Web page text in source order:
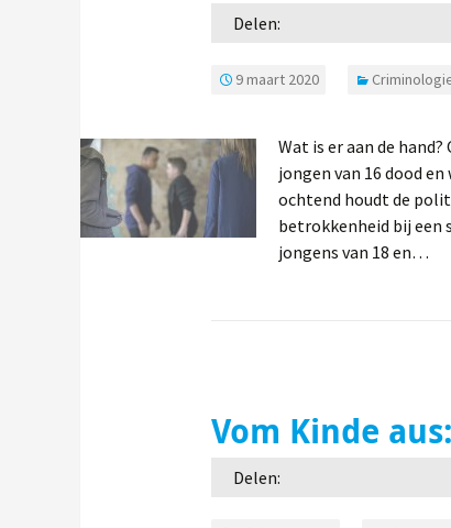
Delen:
9 maart 2020
Wat is er aan de
jongen van 16 dood
ochtend houdt de
betrokkenheid bij een
jongens van 18 en…
Vom Kinde
Delen: